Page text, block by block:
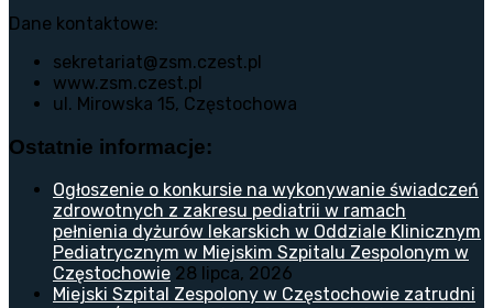
Dane kontaktowe:
sekretariat@zsm.czest.pl
www.zsm.czest.pl
ul. Mirowska 15, Częstochowa
Ostatnie informacje:
Ogłoszenie o konkursie na wykonywanie świadczeń
zdrowotnych z zakresu pediatrii w ramach
pełnienia dyżurów lekarskich w Oddziale Klinicznym
Pediatrycznym w Miejskim Szpitalu Zespolonym w
Częstochowie 28 lipca, 2026
Miejski Szpital Zespolony w Częstochowie zatrudni